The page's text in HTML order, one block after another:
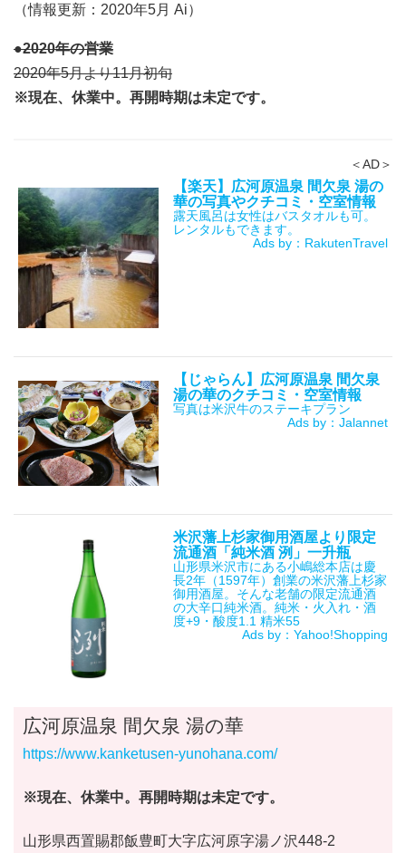
（情報更新：2020年5月 Ai）
●2020年の営業
2020年5月より11月初旬
※現在、休業中。再開時期は未定です。
＜AD＞
【楽天】広河原温泉 間欠泉 湯の
華の写真やクチコミ・空室情報
露天風呂は女性はバスタオルも可。
レンタルもできます。
Ads by：RakutenTravel
【じゃらん】広河原温泉 間欠泉
湯の華のクチコミ・空室情報
写真は米沢牛のステーキプラン
Ads by：Jalannet
米沢藩上杉家御用酒屋より限定
流通酒「純米酒 洌」一升瓶
山形県米沢市にある小嶋総本店は慶
長2年（1597年）創業の米沢藩上杉家
御用酒屋。そんな老舗の限定流通酒
の大辛口純米酒。純米・火入れ・酒
度+9・酸度1.1 精米55
Ads by：Yahoo!Shopping
広河原温泉 間欠泉 湯の華
https://www.kanketusen-yunohana.com/
※現在、休業中。再開時期は未定です。
山形県西置賜郡飯豊町大字広河原字湯ノ沢448-2